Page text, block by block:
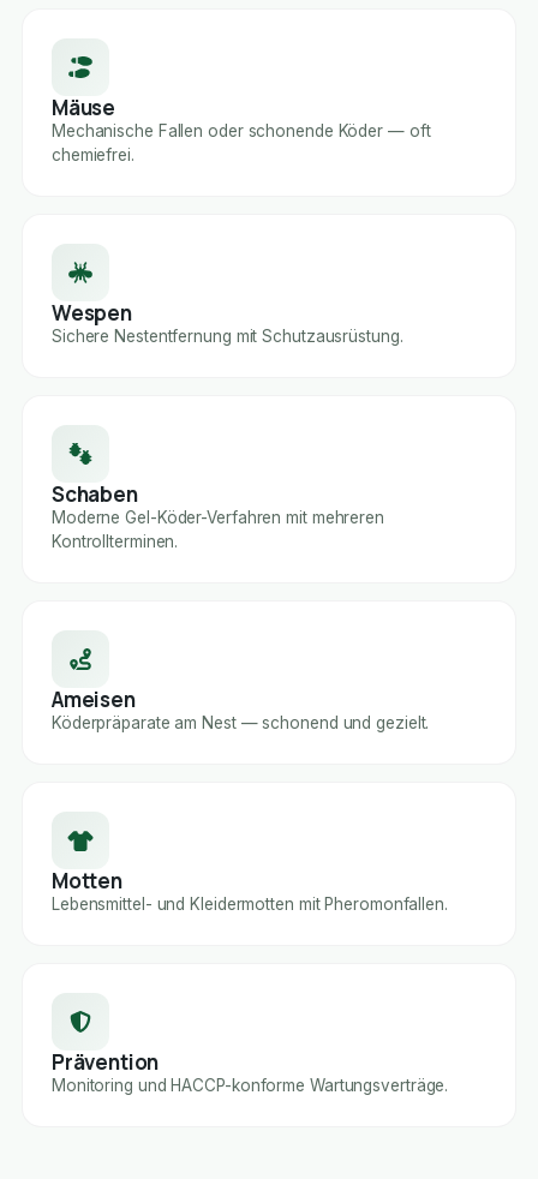
Mäuse
Mechanische Fallen oder schonende Köder — oft
chemiefrei.
Wespen
Sichere Nestentfernung mit Schutzausrüstung.
Schaben
Moderne Gel-Köder-Verfahren mit mehreren
Kontrollterminen.
Ameisen
Köderpräparate am Nest — schonend und gezielt.
Motten
Lebensmittel- und Kleidermotten mit Pheromonfallen.
Prävention
Monitoring und HACCP-konforme Wartungsverträge.